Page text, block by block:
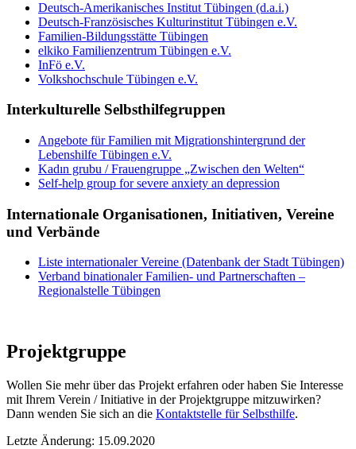
Deutsch-Amerikanisches Institut Tübingen (d.a.i.)
Deutsch-Französisches Kulturinstitut Tübingen e.V.
Familien-Bildungsstätte Tübingen
elkiko Familienzentrum Tübingen e.V.
InFö e.V.
Volkshochschule Tübingen e.V.
Interkulturelle Selbsthilfegruppen
Angebote für Familien mit Migrationshintergrund der
Lebenshilfe Tübingen e.V.
Kadın grubu / Frauengruppe „Zwischen den Welten“
Self-help group for severe anxiety an depression
Internationale Organisationen, Initiativen, Vereine
und Verbände
Liste internationaler Vereine (Datenbank der Stadt Tübingen)
Verband binationaler Familien- und Partnerschaften –
Regionalstelle Tübingen
Projektgruppe
Wollen Sie mehr über das Projekt erfahren oder haben Sie Interesse
mit Ihrem Verein / Initiative in der Projektgruppe mitzuwirken?
Dann wenden Sie sich an die Kontaktstelle für Selbsthilfe.
Letzte Änderung: 15.09.2020